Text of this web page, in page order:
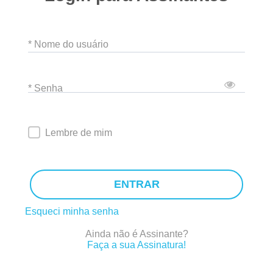
* Nome do usuário
* Senha
Lembre de mim
ENTRAR
Esqueci minha senha
Ainda não é Assinante?
Faça a sua Assinatura!